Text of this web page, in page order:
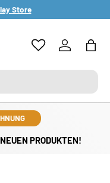
Store
Einloggen
PRODUKTEN!